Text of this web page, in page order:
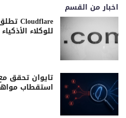
اخبار من القسم
للوكلاء الأذكياء
تايوان تحقق
استقطاب